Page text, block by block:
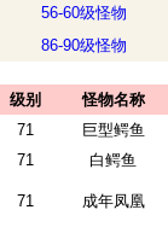
56-60级怪物
86-90级怪物
级别 怪物名称
71
巨型鳄鱼
71
白鳄鱼
71 成年凤凰